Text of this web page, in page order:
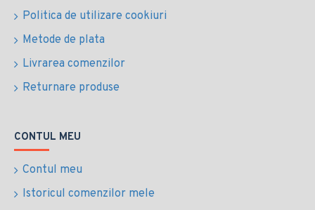
Politica de utilizare cookiuri
Metode de plata
Livrarea comenzilor
Returnare produse
CONTUL MEU
Contul meu
Istoricul comenzilor mele